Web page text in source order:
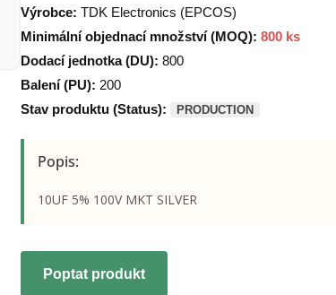
Výrobce: TDK Electronics (EPCOS)
Minimální objednací množství (MOQ): 800 ks
Dodací jednotka (DU): 800
Balení (PU): 200
Stav produktu (Status):
PRODUCTION
Popis:
10UF 5% 100V MKT SILVER
Poptat produkt